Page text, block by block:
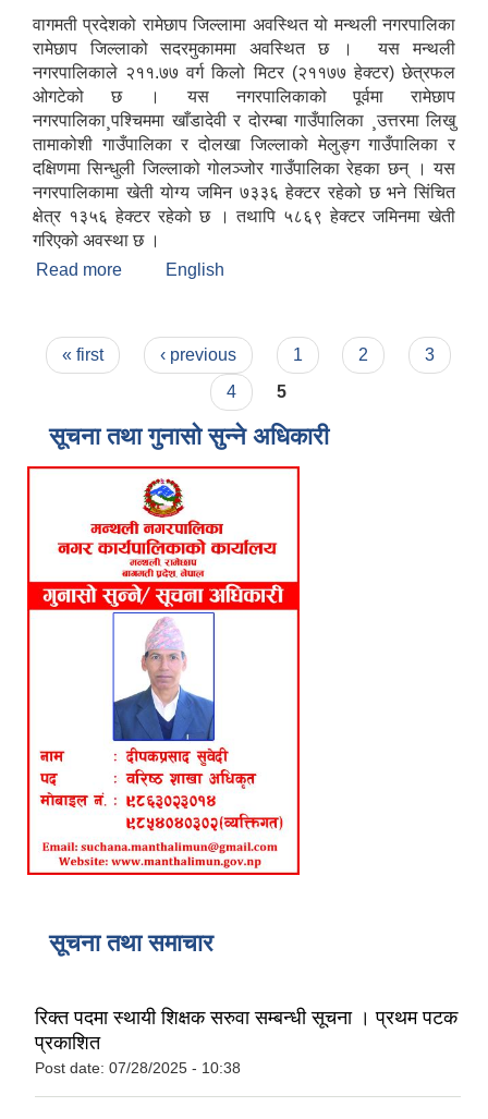
वागमती प्रदेशको रामेछाप जिल्लामा अवस्थित यो मन्थली नगरपालिका
रामेछाप जिल्लाको सदरमुकाममा अवस्थित छ । यस मन्थली
नगरपालिकाले २११.७७ वर्ग किलो मिटर (२११७७ हेक्टर) छेत्रफल
ओगटेको छ । यस नगरपालिकाको पूर्वमा रामेछाप
नगरपालिका¸पश्चिममा खाँडादेवी र दोरम्बा गाउँपालिका ¸उत्तरमा लिखु
तामाकोशी गाउँपालिका र दोलखा जिल्लाको मेलुङ्ग गाउँपालिका र
दक्षिणमा सिन्धुली जिल्लाको गोलञ्जोर गाउँपालिका रेहका छन् । यस
नगरपालिकामा खेती योग्य जमिन ७३३६ हेक्टर रहेको छ भने सिंचित
क्षेत्र १३५६ हेक्टर रहेको छ । तथापि ५८६९ हेक्टर जमिनमा खेती
गरिएको अवस्था छ ।
Read more about मन्थली नगरपालिकाको संक्षिप्त चिनारी
English
Pages
« first ‹ previous 1 2
3
4
5
सूचना तथा गुनासो सुन्ने अधिकारी
सूचना तथा समाचार
रिक्त पदमा स्थायी शिक्षक सरुवा सम्बन्धी सूचना । प्रथम पटक
प्रकाशित
Post date: 07/28/2025 - 10:38